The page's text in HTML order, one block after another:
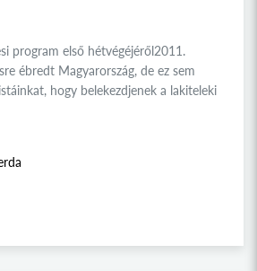
program első hétvégéjéről2011.
ébredt Magyarország, de ez sem
hogy belekezdjenek a lakiteleki